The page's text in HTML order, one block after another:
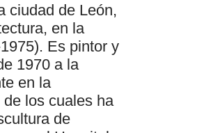
ciudad de León,
en la
Es pintor y
1970 a la
en la
los cuales ha
de